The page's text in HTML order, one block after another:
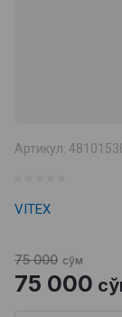
Артикул:
VITEX
75 000 сўм
75 000